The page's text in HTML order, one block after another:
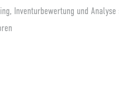
Inventurbewertung und Analyse